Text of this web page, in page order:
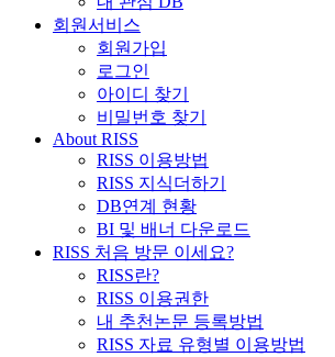
회원서비스
회원가입
로그인
아이디 찾기
비밀번호 찾기
About RISS
RISS 이용방법
RISS 지식더하기
DB연계 현황
BI 및 배너 다운로드
RISS 처음 방문 이세요?
RISS란?
RISS 이용권한
내 추천논문 등록방법
RISS 자료 유형별 이용방법